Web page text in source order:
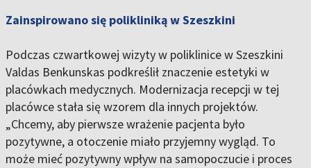
Zainspirowano się polikliniką w Szeszkini
Podczas czwartkowej wizyty w poliklinice w Szeszkini
Valdas Benkunskas podkreślił znaczenie estetyki w
placówkach medycznych. Modernizacja recepcji w tej
placówce stała się wzorem dla innych projektów.
„Chcemy, aby pierwsze wrażenie pacjenta było
pozytywne, a otoczenie miało przyjemny wygląd. To
może mieć pozytywny wpływ na samopoczucie i proces